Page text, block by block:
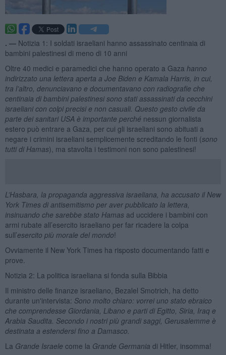
. — Notizia 1: I soldati israeliani hanno assassinato centinaia di
bambini palestinesi di meno di 10 anni
Oltre 40 medici e paramedici che hanno operato a Gaza hanno
indirizzato una lettera aperta a Joe Biden e Kamala Harris, in cui,
tra l’altro, denunciavano e documentavano con radiografie che
centinaia di bambini palestinesi sono stati assassinati da cecchini
israeliani con colpi precisi e non casuali. Questo gesto civile da
parte dei sanitari USA è importante perché nessun giornalista
estero può entrare a Gaza, per cui gli israeliani sono abituati a
negare i crimini israeliani semplicemente screditando le fonti (sono
tutti di Hamas), ma stavolta i testimoni non sono palestinesi!
L’Hasbara, la propaganda aggressiva israeliana, ha accusato il New
York Times di antisemitismo per aver pubblicato la lettera,
insinuando che sarebbe stato Hamas ad uccidere i bambini con
armi rubate all’esercito israeliano per far ricadere la colpa
sull’esercito più morale del mondo!
Ovviamente il New York Times ha risposto documentando fatti e
prove.
Notizia 2: La politica israeliana si fonda sulla Bibbia
Il ministro delle finanze israeliano, Bezalel Smotrich, ha detto
durante un'intervista: Sono molto chiaro: vorrei uno stato ebraico
che comprendesse Giordania, Libano e parti di Egitto, Siria, Iraq e
Arabia Saudita. Secondo i nostri più grandi saggi, Gerusalemme è
destinata a estendersi fino a Damasco.
La Grande Israele come la Grande Germania di Hitler, insomma!